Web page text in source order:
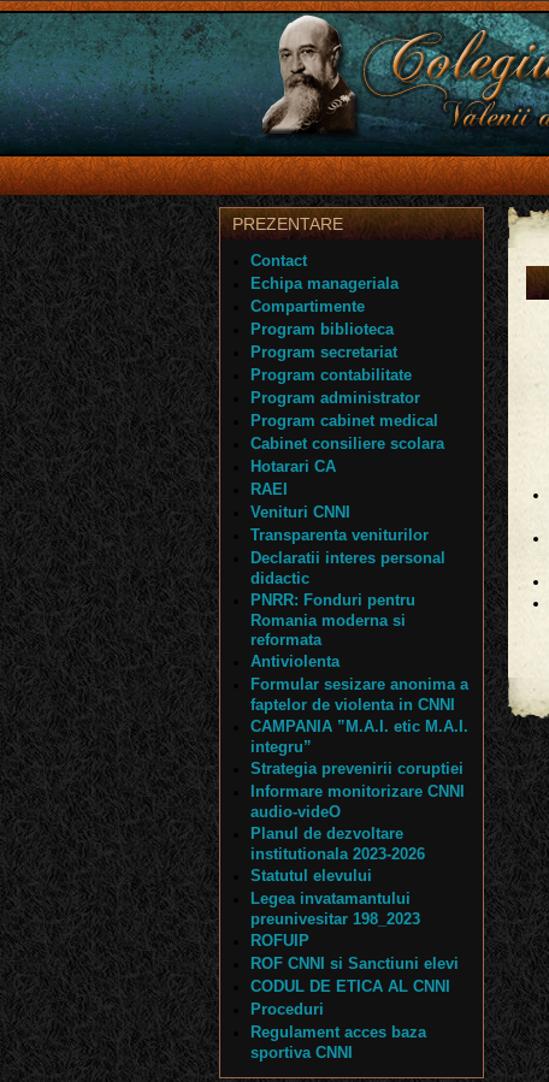
PREZENTARE
Contact
Echipa manageriala
Compartimente
Program biblioteca
Program secretariat
Program contabilitate
Program administrator
Program cabinet medical
Cabinet consiliere scolara
Hotarari CA
RAEI
Venituri CNNI
Transparenta veniturilor
Declaratii interes personal
didactic
PNRR: Fonduri pentru
Romania moderna si
reformata
Antiviolenta
Formular sesizare anonima a
faptelor de violenta in CNNI
CAMPANIA ”M.A.I. etic M.A.I.
integru”
Strategia prevenirii coruptiei
Informare monitorizare CNNI
audio-videO
Planul de dezvoltare
institutionala 2023-2026
Statutul elevului
Legea invatamantului
preunivesitar 198_2023
ROFUIP
ROF CNNI si Sanctiuni elevi
CODUL DE ETICA AL CNNI
Proceduri
Regulament acces baza
sportiva CNNI